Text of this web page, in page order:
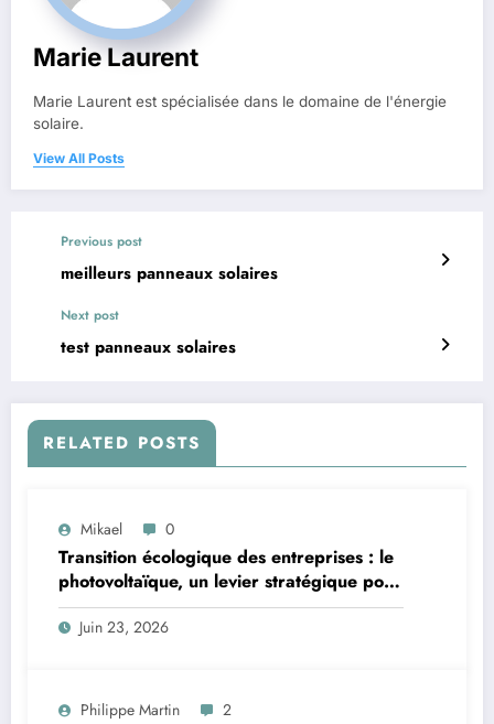
Marie Laurent
Marie Laurent est spécialisée dans le domaine de l'énergie
solaire.
View All Posts
Previous post
meilleurs panneaux solaires
Next post
test panneaux solaires
RELATED POSTS
Mikael 0
Transition écologique des entreprises : le
photovoltaïque, un levier stratégique pour
les professionnels bretons
Juin 23, 2026
Philippe Martin 2